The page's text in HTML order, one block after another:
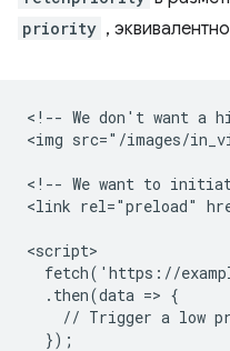
priority ,
<!-- We don't want a
<img src="/images/
<!-- We want to
<link rel="preload"
<script>
fetch('https://
  .then(data => {
// Trigger a low
  });